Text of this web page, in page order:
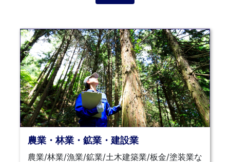
農業・林業・鉱業・建設業
農業/林業/漁業/鉱業/土木建築業/板金/塗装業な